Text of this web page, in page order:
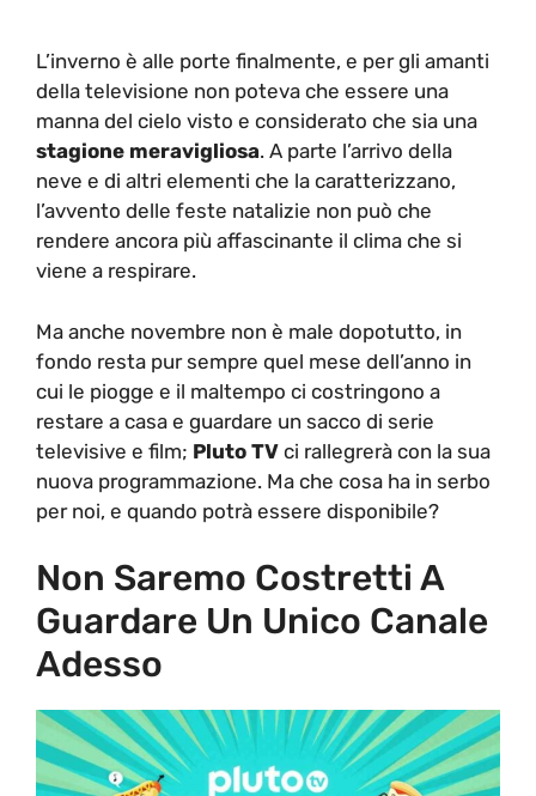
L’inverno è alle porte finalmente, e per gli amanti
della televisione non poteva che essere una
manna del cielo visto e considerato che sia una
stagione meravigliosa. A parte l’arrivo della
neve e di altri elementi che la caratterizzano,
l’avvento delle feste natalizie non può che
rendere ancora più affascinante il clima che si
viene a respirare.
Ma anche novembre non è male dopotutto, in
fondo resta pur sempre quel mese dell’anno in
cui le piogge e il maltempo ci costringono a
restare a casa e guardare un sacco di serie
televisive e film; Pluto TV ci rallegrerà con la sua
nuova programmazione. Ma che cosa ha in serbo
per noi, e quando potrà essere disponibile?
Non Saremo Costretti A
Guardare Un Unico Canale
Adesso